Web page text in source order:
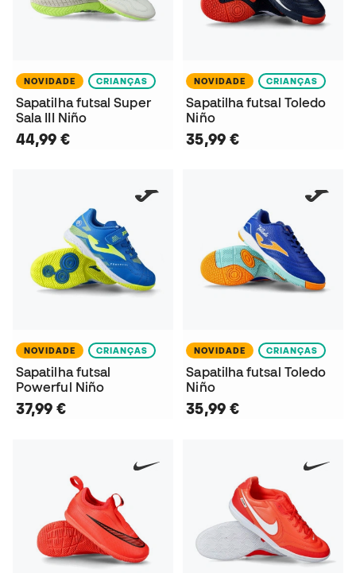
NOVIDADE CRIANÇAS
Sapatilha futsal Super
Sala III Niño
44,99 €
NOVIDADE CRIANÇAS
Sapatilha futsal Toledo
Niño
35,99 €
NOVIDADE CRIANÇAS
Sapatilha futsal
Powerful Niño
37,99 €
NOVIDADE CRIANÇAS
Sapatilha futsal Toledo
Niño
35,99 €